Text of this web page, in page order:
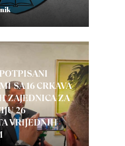
SA 16 CRKAVA
ZAJEDNICA ZA
26
VRIJEDNIH